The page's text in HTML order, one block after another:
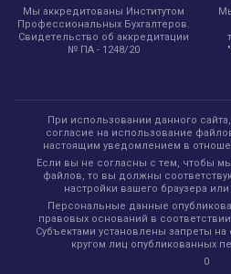
Мы аккредитованы Институтом
Профессиональных Бухгалтеров.
Свидетельство об аккредитации
№ ПА - 1248/20
При использовании данного
согласие на использование
настоящим уведомлением в
Если вы не согласны с тем, чтобы
файлов, то вы должны
настройки вашего браузера
Персональные данные
правовых оснований в соответствии
Субъектами установлены запреты
кругом лиц опубликованных
0